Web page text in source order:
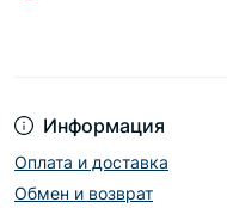
Информация
Оплата и доставка
Обмен и возврат